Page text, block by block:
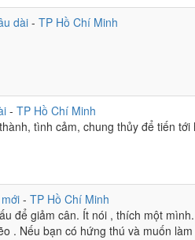
em.:
em.
Cho quen với nồng cay
dài- TP Hồ Chí Minh
- TP Hồ Chí Minh
tình cảm, chung thủy để tiến tới
- TP Hồ Chí Minh
để giảm cân. Ít nói , thích một
. Nếu bạn có hứng thú và muốn